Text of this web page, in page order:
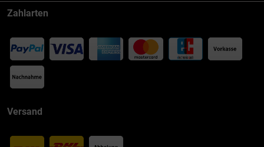
Zahlarten
Versand